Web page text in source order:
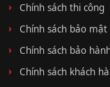
Chính sách thi công
Chính sách bảo mật
Chính sách bảo
Chính sách khách